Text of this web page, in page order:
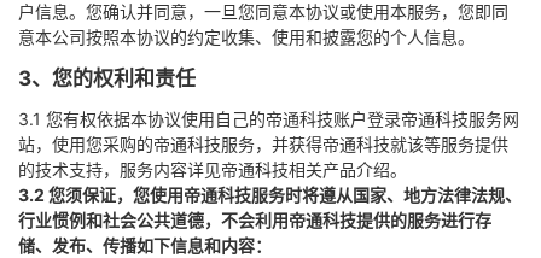
户信息。您确认并同意，一旦您同意本协议或使用本服务，您即同
意本公司按照本协议的约定收集、使用和披露您的个人信息。
3、您的权利和责任
3.1 您有权依据本协议使用自己的帝通科技账户登录帝通科技服务网
站，使用您采购的帝通科技服务，并获得帝通科技就该等服务提供
的技术支持，服务内容详见帝通科技相关产品介绍。
3.2 您须保证，您使用帝通科技服务时将遵从国家、地方法律法规、
行业惯例和社会公共道德，不会利用帝通科技提供的服务进行存
储、发布、传播如下信息和内容：